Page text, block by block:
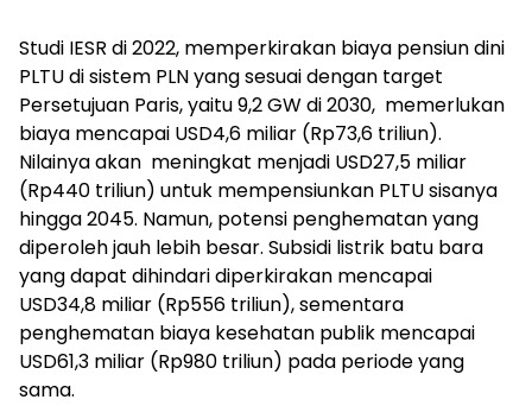
Studi IESR di 2022, memperkirakan biaya pensiun dini
PLTU di sistem PLN yang sesuai dengan target
Persetujuan Paris, yaitu 9,2 GW di 2030, memerlukan
biaya mencapai USD4,6 miliar (Rp73,6 triliun).
Nilainya akan meningkat menjadi USD27,5 miliar
(Rp440 triliun) untuk mempensiunkan PLTU sisanya
hingga 2045. Namun, potensi penghematan yang
diperoleh jauh lebih besar. Subsidi listrik batu bara
yang dapat dihindari diperkirakan mencapai
USD34,8 miliar (Rp556 triliun), sementara
penghematan biaya kesehatan publik mencapai
USD61,3 miliar (Rp980 triliun) pada periode yang
sama.